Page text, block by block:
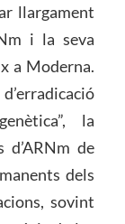
llargament
i la seva
a Moderna.
la
de
dels
sovint